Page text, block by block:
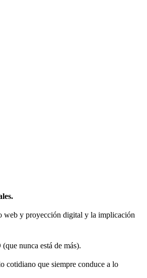
web y proyección digital y la implicación
nunca está de más).
cotidiano que siempre conduce a lo